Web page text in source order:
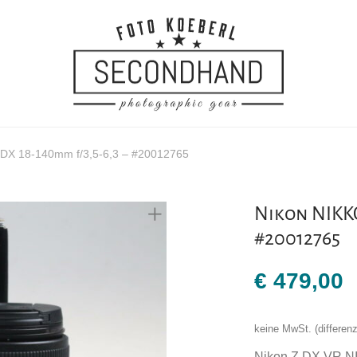
18-140mm f/3,5-6,3 – #20012765
Nikon
#20012765
€ 479,00
keine MwSt.